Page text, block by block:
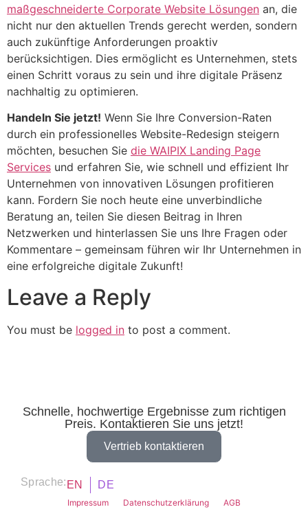
maßgeschneiderte Corporate Website Lösungen an, die
nicht nur den aktuellen Trends gerecht werden, sondern
auch zukünftige Anforderungen proaktiv
berücksichtigen. Dies ermöglicht es Unternehmen, stets
einen Schritt voraus zu sein und ihre digitale Präsenz
nachhaltig zu optimieren.
Handeln Sie jetzt! Wenn Sie Ihre Conversion-Raten
durch ein professionelles Website-Redesign steigern
möchten, besuchen Sie die WAIPIX Landing Page
Services und erfahren Sie, wie schnell und effizient Ihr
Unternehmen von innovativen Lösungen profitieren
kann. Fordern Sie noch heute eine unverbindliche
Beratung an, teilen Sie diesen Beitrag in Ihren
Netzwerken und hinterlassen Sie uns Ihre Fragen oder
Kommentare – gemeinsam führen wir Ihr Unternehmen in
eine erfolgreiche digitale Zukunft!
Leave a Reply
You must be logged in to post a comment.
Schnelle, hochwertige Ergebnisse zum richtigen
Preis. Kontaktieren Sie uns jetzt!
Vertrieb kontaktieren
Sprache: EN DE
Impressum Datenschutzerklärung AGB